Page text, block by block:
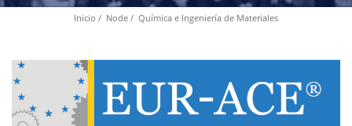
Breadcrumb
Inicio Node Química e Ingeniería de Materiales